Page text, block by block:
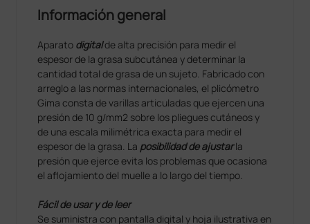
Información general
Aparato digitalde alta precisión para medir el
espesor de la grasa subcutánea y determinar la
cantidad total de grasa de un sujeto. Fabricado con
arreglo a las normas internacionales, el plicómetro
Gima consta de varillas articuladas que ejercen una
presión de 10 g/mm2 sobre los pliegues cutáneos y
de una escala milimétrica exacta para medir el
espesor de la grasa. La posibilidad de ajustarla
presión que ejerce evita los problemas que ocasiona
el aflojamiento del muelle a lo largo del tiempo.
Fácil de usar y de leer
Se suministra con pantalla digital y hoja ilustrativa en